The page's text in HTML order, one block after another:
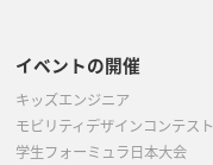
イベントの開催
キッズエンジニア
モビリティデザインコンテスト
学生フォーミュラ日本大会